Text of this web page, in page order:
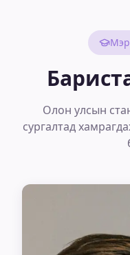
Олон улсын
сургалтад